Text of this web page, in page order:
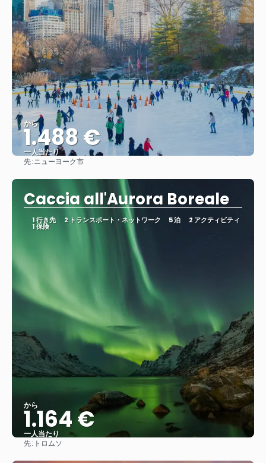
から
1.488 €
一人当たり
先:ニューヨーク市
Caccia all'Aurora Boreale
1 行き先 2 トランスポート・ネットワーク 5 泊 2 アクティビティ
1 保険
から
1.164 €
一人当たり
先: トロムソ